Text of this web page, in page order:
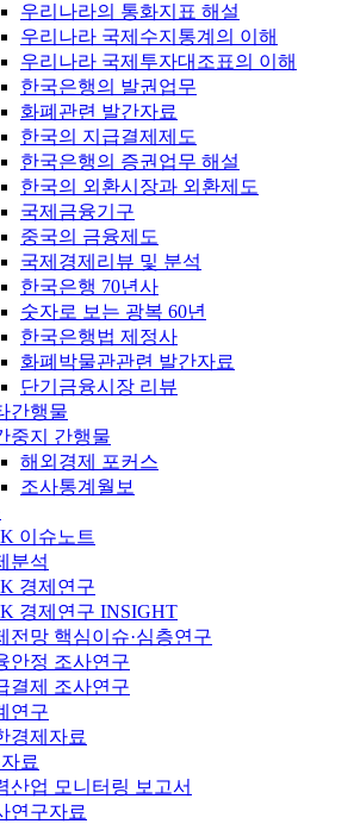
우리나라의 통화지표 해설
우리나라 국제수지통계의 이해
우리나라 국제투자대조표의 이해
한국은행의 발권업무
화폐관련 발간자료
한국의 지급결제제도
한국은행의 증권업무 해설
한국의 외환시장과 외환제도
국제금융기구
중국의 금융제도
국제경제리뷰 및 분석
한국은행 70년사
숫자로 보는 광복 60년
한국은행법 제정사
화폐박물관관련 발간자료
단기금융시장 리뷰
간행물
중지 간행물
해외경제 포커스
조사통계월보
이슈노트
분석
경제연구
경제연구 INSIGHT
전망 핵심이슈·심층연구
안정 조사연구
결제 조사연구
연구
경제자료
료
산업 모니터링 보고서
연구자료